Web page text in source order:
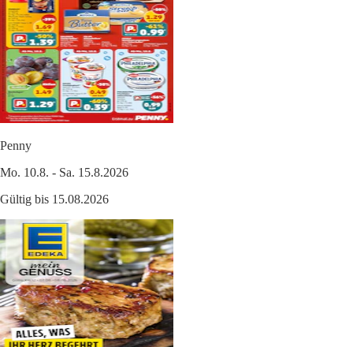
Penny
Mo. 10.8. - Sa. 15.8.2026
Gültig bis 15.08.2026